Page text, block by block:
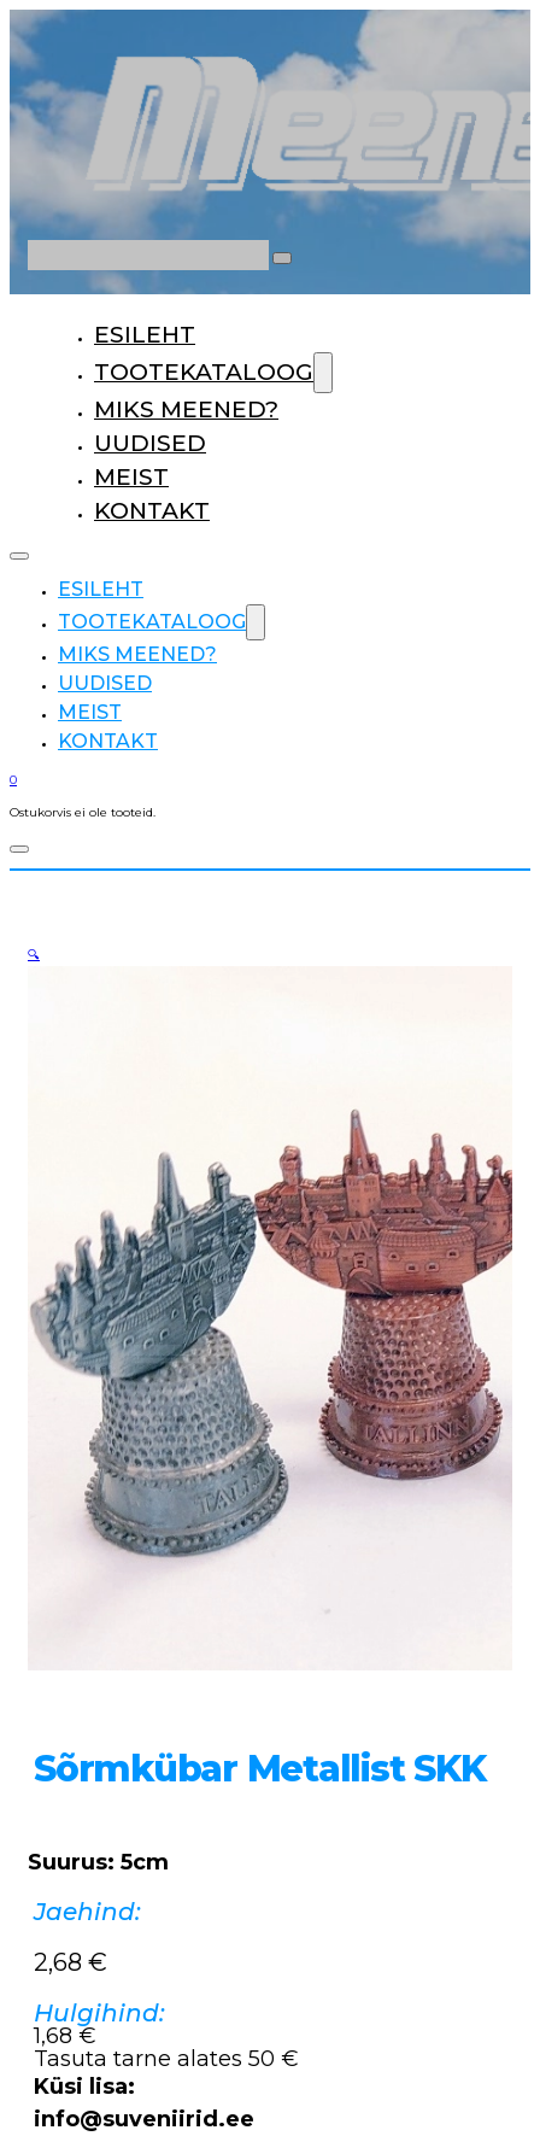
ESILEHT
TOOTEKATALOOG
MIKS MEENED?
UUDISED
MEIST
KONTAKT
ESILEHT
TOOTEKATALOOG
MIKS MEENED?
UUDISED
MEIST
KONTAKT
0
Ostukorvis ei ole tooteid.
Sõrmkübar Metallist SKK
Suurus: 5cm
Jaehind:
2,68 €
Hulgihind:
1,68 €
Tasuta tarne alates 50 €
Küsi lisa:
info@suveniirid.ee
🔍